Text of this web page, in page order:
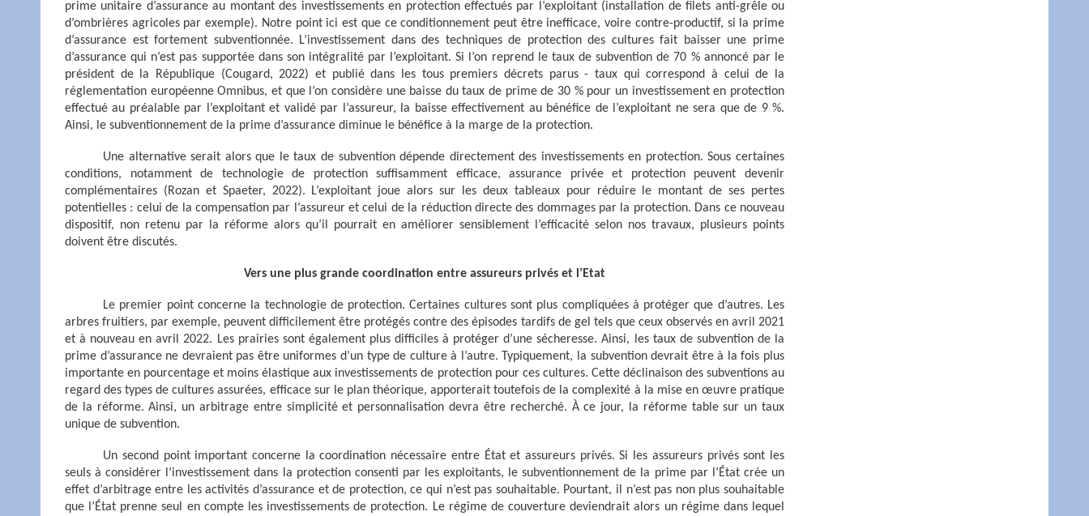
prime unitaire d’assurance au montant des investissements en protection effectués par l’exploitant (installation de filets anti-grêle ou
d’ombrières agricoles par exemple). Notre point ici est que ce conditionnement peut être inefficace, voire contre-productif, si la prime
d’assurance est fortement subventionnée. L’investissement dans des techniques de protection des cultures fait baisser une prime
d’assurance qui n’est pas supportée dans son intégralité par l’exploitant. Si l’on reprend le taux de subvention de 70 % annoncé par le
président de la République (Cougard, 2022) et publié dans les tous premiers décrets parus - taux qui correspond à celui de la
réglementation européenne Omnibus, et que l’on considère une baisse du taux de prime de 30 % pour un investissement en protection
effectué au préalable par l’exploitant et validé par l’assureur, la baisse effectivement au bénéfice de l’exploitant ne sera que de 9 %.
Ainsi, le subventionnement de la prime d’assurance diminue le bénéfice à la marge de la protection.
Une alternative serait alors que le taux de subvention dépende directement des investissements en protection. Sous certaines
conditions, notamment de technologie de protection suffisamment efficace, assurance privée et protection peuvent devenir
complémentaires (Rozan et Spaeter, 2022). L’exploitant joue alors sur les deux tableaux pour réduire le montant de ses pertes
potentielles : celui de la compensation par l’assureur et celui de la réduction directe des dommages par la protection. Dans ce nouveau
dispositif, non retenu par la réforme alors qu’il pourrait en améliorer sensiblement l’efficacité selon nos travaux, plusieurs points
doivent être discutés.
Vers une plus grande coordination entre assureurs privés et l’Etat
Le premier point concerne la technologie de protection. Certaines cultures sont plus compliquées à protéger que d’autres. Les
arbres fruitiers, par exemple, peuvent difficilement être protégés contre des épisodes tardifs de gel tels que ceux observés en avril 2021
et à nouveau en avril 2022. Les prairies sont également plus difficiles à protéger d’une sécheresse. Ainsi, les taux de subvention de la
prime d’assurance ne devraient pas être uniformes d’un type de culture à l’autre. Typiquement, la subvention devrait être à la fois plus
importante en pourcentage et moins élastique aux investissements de protection pour ces cultures. Cette déclinaison des subventions au
regard des types de cultures assurées, efficace sur le plan théorique, apporterait toutefois de la complexité à la mise en œuvre pratique
de la réforme. Ainsi, un arbitrage entre simplicité et personnalisation devra être recherché. À ce jour, la réforme table sur un taux
unique de subvention.
Un second point important concerne la coordination nécessaire entre État et assureurs privés. Si les assureurs privés sont les
seuls à considérer l’investissement dans la protection consenti par les exploitants, le subventionnement de la prime par l’État crée un
effet d’arbitrage entre les activités d’assurance et de protection, ce qui n’est pas souhaitable. Pourtant, il n’est pas non plus souhaitable
que l’État prenne seul en compte les investissements de protection. Le régime de couverture deviendrait alors un régime dans lequel